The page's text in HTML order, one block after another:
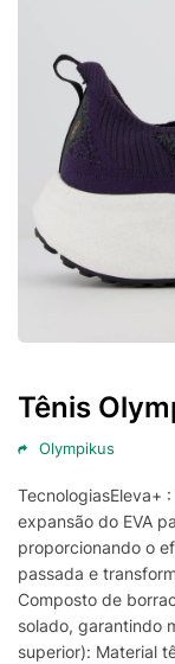
Tênis
Olympikus
TecnologiasEleva+
expansão do EVA
proporcionando o
passada e
Composto de
solado, garantindo
superior): Material